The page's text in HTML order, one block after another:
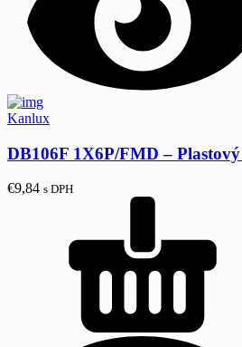
Kanlux
DB106F 1X6P/FMD –
€9,84 s DPH